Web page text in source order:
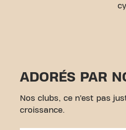
ADORÉS PAR
Nos clubs, ce n’est pas
croissance.